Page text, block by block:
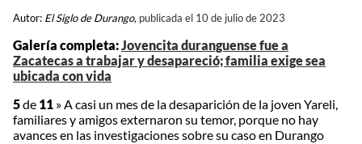
Autor: El Siglo de Durango, publicada el 10 de julio de 2023
Galería completa:Jovencita duranguense fue a
Zacatecas a trabajar y desapareció; familia exige sea
ubicada con vida
5de 11 »A casi un mes de la desaparición de la joven Yareli,
familiares y amigos externaron su temor, porque no hay
avances en las investigaciones sobre su caso en Durango